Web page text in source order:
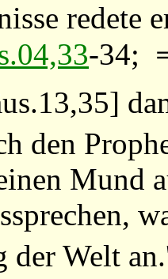
redete
-34;
]
den
Mund
der Welt